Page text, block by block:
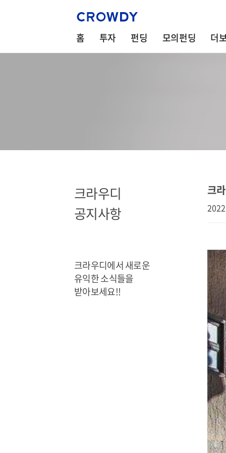
홈 투자 펀딩 모의펀딩 더
크라우디
공지사항
크라우디에서 새로운
유익한 소식들을
받아보세요!!
크